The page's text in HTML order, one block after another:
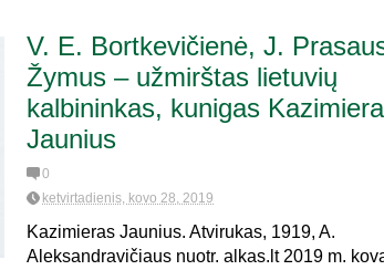
V. E. Bortkevičienė, J.
Žymus – užmirštas lietuvių
kalbininkas, kunigas
Jaunius
0
ketvirtadienis, kovo 28, 2019
Kazimieras Jaunius. Atvirukas, 1919, A.
Aleksandravičiaus nuotr. alkas.lt 2019 m.